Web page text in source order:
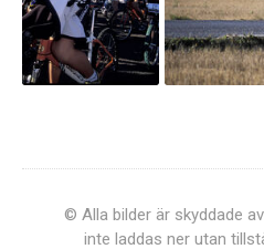
© Alla bilder är skyddade
inte laddas ner utan